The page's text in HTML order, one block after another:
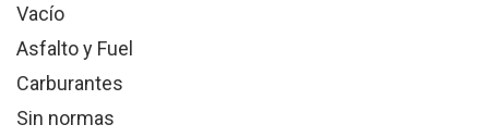
Vacío
Asfalto y Fuel
Carburantes
Sin normas